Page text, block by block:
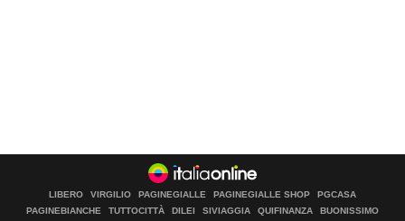
LIBERO VIRGILIO PAGINEGIALLE PAGINEGIALLE SHOP
PGCASA
PAGINEBIANCHE
TUTTOCITTÀ DILEI SIVIAGGIA QUIFINANZA
BUONISSIMO